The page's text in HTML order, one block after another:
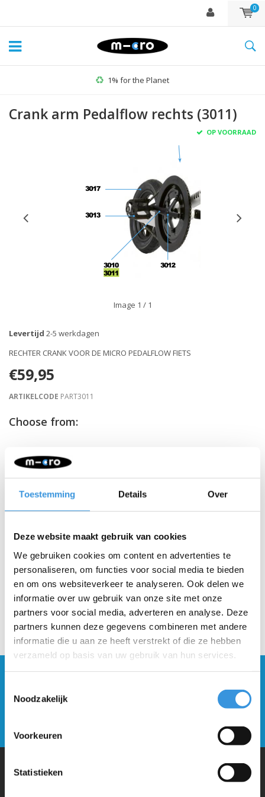
Toestemming Details Over
Deze website maakt gebruik van cookies
We gebruiken cookies om content en advertenties te
personaliseren, om functies voor social media te bieden
en om ons websiteverkeer te analyseren. Ook delen we
informatie over uw gebruik van onze site met onze
partners voor social media, adverteren en analyse. Deze
partners kunnen deze gegevens combineren met andere
informatie die u aan ze heeft verstrekt of die ze hebben
verzameld op basis van uw gebruik van hun services.
Noodzakelijk
Voorkeuren
Statistieken
0
1% for the Planet
Crank arm Pedalflow rechts (3011)
OP VOORRAAD
Image 1 / 1
Levertijd 2-5 werkdagen
RECHTER CRANK VOOR DE MICRO PEDALFLOW FIETS
€59,95
ARTIKELCODE PART3011
Choose from:
- +
Gratis verzending vanaf €60
nieuwsbrief